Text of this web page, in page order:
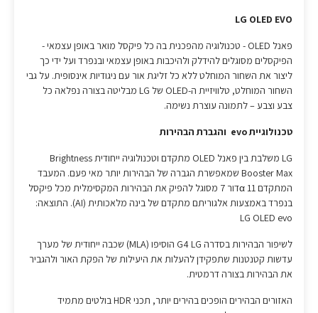
LG OLED EVO
פאנל OLED - טכנולוגיה מהפכנית בה כל פיקסל מואר באופן עצמאי -
הפיקסלים מסוגלים להידלק ולהיכבות באופן עצמאי ובנפרד ועל ידי כך
ליצור את השחור המוחלט ללא כל זליגת אור עם ניגודיות אינסופית. על גבי
השחור המוחלט, טלוויזיית ה-OLED של LG מבליטה בצורה נפלאה כל
צבע וצבע – לתמונה עוצרת נשימה.
טכנולוגיית evo והגברת הבהירות
LG משלבת בין פאנל OLED מתקדם וטכנולוגיה ייחודית Brightness
Booster Max שמאפשרת הגברה של הבהירות יותר מאי פעם. המעבד
המתקדם 11 αדור 7 מסוגל להפיק את הבהירות המקסימלית מכל פיקסל
בנפרד באמצעות אלגוריתם מתקדם של בינה מלאכותית (AI). התוצאה:
LG OLED evo
לשיפור הבהירות בסדרה G4 LG הוסיפו (MLA) שכבה ייחודית של מערך
עדשות קטנטנות שתפקידן להעלות את היעילות של הפקת האור ולהגביר
את הבהירות בצורה דרמטית.
האזורים הבהירים הופכים בהירים יותר, תכני HDR בולטים מתמיד